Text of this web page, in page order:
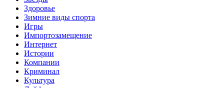
Здоровье
Зимние виды спорта
Игры
Импортозамещение
Интернет
Истории
Компании
Криминал
Культура